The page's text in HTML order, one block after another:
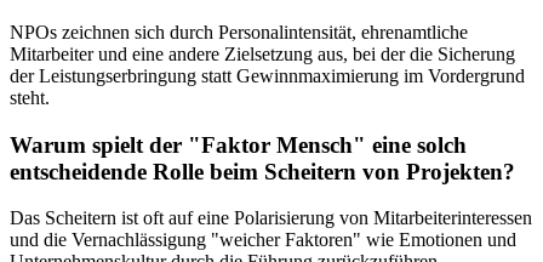
NPOs zeichnen sich durch Personalintensität, ehrenamtliche
Mitarbeiter und eine andere Zielsetzung aus, bei der die Sicherung
der Leistungserbringung statt Gewinnmaximierung im Vordergrund
steht.
Warum spielt der "Faktor Mensch" eine solch
entscheidende Rolle beim Scheitern von Projekten?
Das Scheitern ist oft auf eine Polarisierung von Mitarbeiterinteressen
und die Vernachlässigung "weicher Faktoren" wie Emotionen und